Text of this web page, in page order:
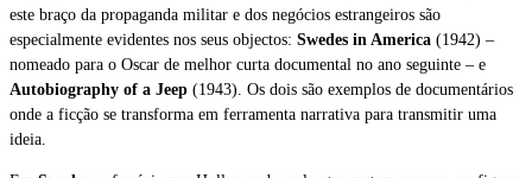
este braço da propaganda militar e dos negócios estrangeiros são
especialmente evidentes nos seus objectos: Swedes in America (1942) –
nomeado para o Oscar de melhor curta documental no ano seguinte – e
Autobiography of a Jeep (1943). Os dois são exemplos de documentários
onde a ficção se transforma em ferramenta narrativa para transmitir uma
ideia.